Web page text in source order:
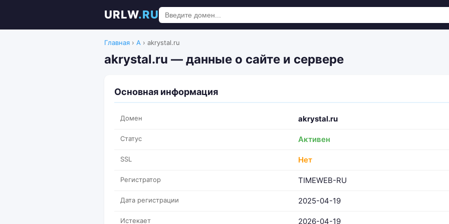
URLW.RU
Главная › A › akrystal.ru
akrystal.ru — данные о сайте и сервере
Основная информация
Домен akrystal.ru
Статус Активен
SSL Нет
Регистратор TIMEWEB-RU
Дата регистрации 2025-04-19
Истекает 2026-04-19